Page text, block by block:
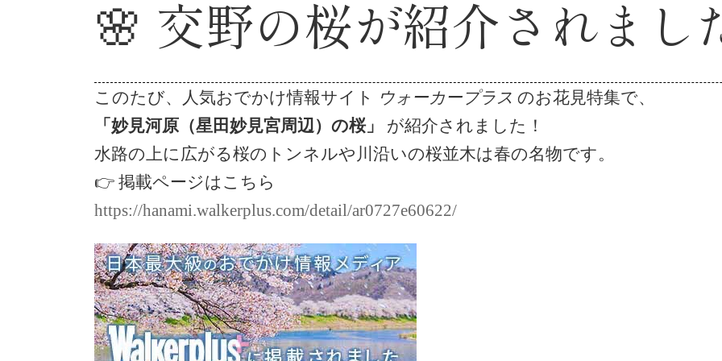
🌸 交野の桜が紹介されまし
このたび、人気おでかけ情報サイト ウォーカープラス のお花見特集で、
「妙見河原（星田妙見宮周辺）の桜」
が紹介されました！
水路の上に広がる桜のトンネルや川沿いの桜並木は春の名物です。
👉 掲載ページはこちら
https://hanami.walkerplus.com/detail/ar0727e60622/